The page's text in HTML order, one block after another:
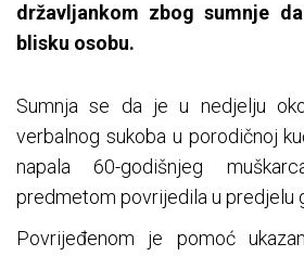
državljankom zbog sumnje
blisku osobu.
Sumnja se da je u nedjelju
verbalnog sukoba u porodičnoj
napala 60-godišnjeg
predmetom povrijedila u predjelu
Povrijeđenom je pomoć